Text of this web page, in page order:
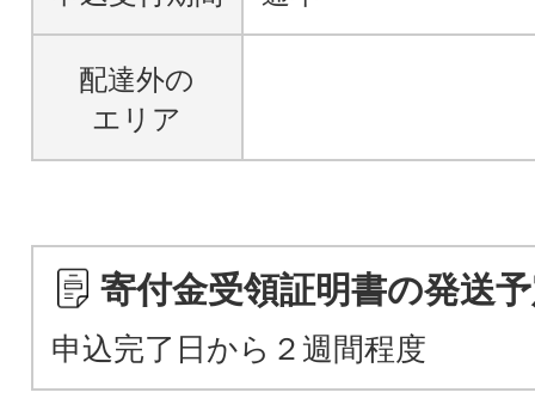
配達外の
エリア
寄付金受領証明書の発送
申込完了日から２週間程度